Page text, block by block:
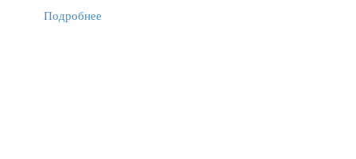
Подробнее